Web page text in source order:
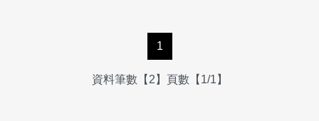
1
資料筆數【2】頁數【1/1】